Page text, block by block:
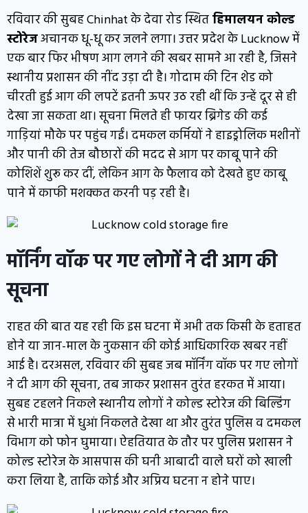
रविवार की सुबह Chinhat के देवा रोड स्थितहिमालयन कोल्ड
स्टोरेजअचानक धू-धू कर जलने लगा। उत्तर प्रदेश के Lucknow में
एक बार फिर भीषण आग लगने की खबर सामने आ रही है, जिसने
स्थानीय प्रशासन की नींद उड़ा दी है। गोदाम की टिन शेड को
चीरती हुई आग की लपटें इतनी ऊपर उठ रही थीं कि उन्हें दूर से ही
देखा जा सकता था। सूचना मिलते ही फायर ब्रिगेड की कई
गाड़ियां मौके पर पहुंच गईं। दमकल कर्मियों ने हाइड्रोलिक मशीनों
और पानी की तेज बौछारों की मदद से आग पर काबू पाने की
कोशिशें शुरू कर दीं, लेकिन आग के फैलाव को देखते हुए काबू
पाने में काफी मशक्कत करनी पड़ रही है।
मॉर्निंग वॉक पर गए लोगों ने दी आग की
सूचना
राहत की बात यह रही कि इस घटना में अभी तक किसी के हताहत
होने या जान-माल के नुकसान की कोई आधिकारिक खबर नहीं
आई है। दरअसल, रविवार की सुबह जब मॉर्निंग वॉक पर गए लोगों
ने दी आग की सूचना, तब जाकर प्रशासन तुरंत हरकत में आया।
सुबह टहलने निकले स्थानीय लोगों ने कोल्ड स्टोरेज की बिल्डिंग
से भारी मात्रा में धुआं निकलते देखा था और तुरंत पुलिस व दमकल
विभाग को फोन घुमाया। ऐहतियात के तौर पर पुलिस प्रशासन ने
कोल्ड स्टोरेज के आसपास की घनी आबादी वाले घरों को खाली
करा लिया है, ताकि कोई और अप्रिय घटना न होने पाए।